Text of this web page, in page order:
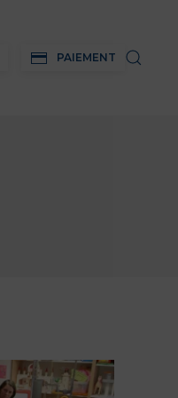
PAIEMENT